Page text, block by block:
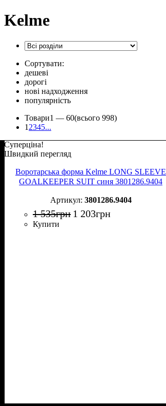
Kelme
Сортувати:
дешеві
дорогі
нові надходження
популярність
Товари1 — 60(всього 998)
1 2345...
Суперціна!
Швидкий перегляд
Воротарська форма Kelme LONG SLEEVE
GOALKEEPER SUIT синя 3801286.9404
3801286.9404
1 535грн 1 203грн
Купити